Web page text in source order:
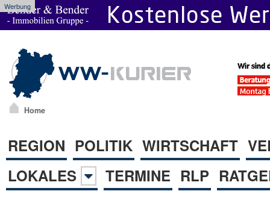
Werbung
Home
REGION POLITIK WIRTSCHAFT
LOKALES
TERMINE RLP